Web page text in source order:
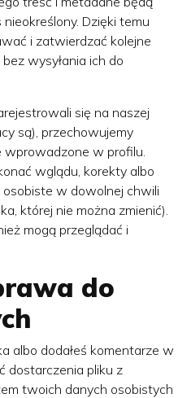
Dzięki temu
i zatwierdzać kolejne
wysyłania ich do
się na naszej
są), przechowujemy
wprowadzone w profilu.
wglądu, korekty albo
w dowolnej chwili
której nie można zmienić).
mogą przeglądać i
do
albo dodałeś komentarze w
dostarczenia pliku z
twoich danych osobistych